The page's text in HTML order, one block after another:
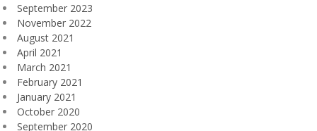
September 2023
November 2022
August 2021
April 2021
March 2021
February 2021
January 2021
October 2020
September 2020